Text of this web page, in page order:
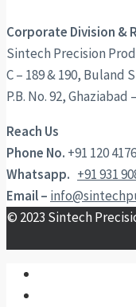
Corporate Division &
Sintech Precision
C – 189 & 190, Buland
P.B. No. 92, Ghaziabad
Reach Us
Phone No. +91 120
Whatsapp. +91 931
Email –
© 2023 Sintech